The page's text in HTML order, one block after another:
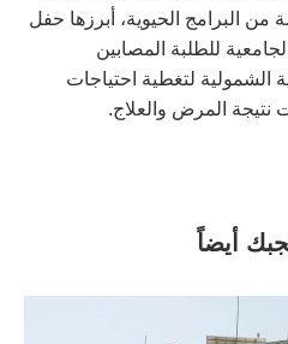
البرامج الحيوية، أبرزها حفل
للطلبة المصابين
الشمولية لتغطية احتياجات
نتيجة المرض والعلاج.
أيضاً